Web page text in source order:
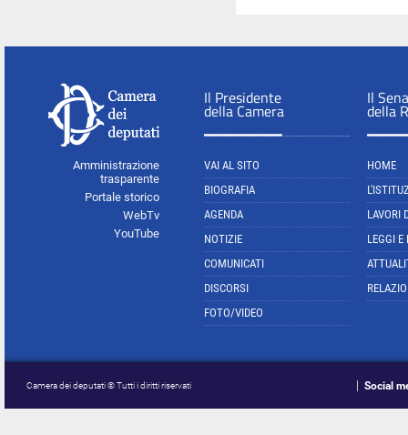
Amministrazione
trasparente
Portale storico
WebTv
YouTube
Il Presidente
della Camera
VAI AL SITO
BIOGRAFIA
AGENDA
NOTIZIE
COMUNICATI
DISCORSI
FOTO/VIDEO
Il
della
HOME
LAVORI
LEGGI E
Camera dei deputati © Tutti i diritti riservati Social